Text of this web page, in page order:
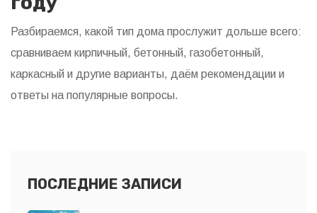
Разбираемся, какой тип дома прослужит дольше всего:
сравниваем кирпичный, бетонный, газобетонный,
каркасный и другие варианты, даём рекомендации и
ответы на популярные вопросы.
ПОСЛЕДНИЕ ЗАПИСИ